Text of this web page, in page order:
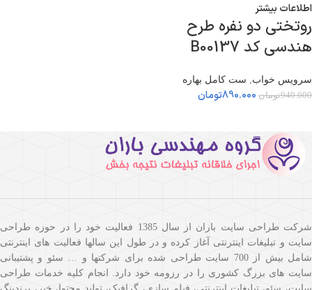
اطلاعات بیشتر
روتختی دو نفره طرح
هندسی کد B00137
سرویس خواب ست کامل بهاره
940.000تومان 890.000تومان
شرکت طراحی سایت باران از سال 1385 فعالیت خود را در حوزه طراحی
سایت و تبلیغات اینترنتی آغاز کرده و در طول این سالها فعالیت های اینترنتی
شامل بیش از 700 سایت طراحی شده برای شرکتها و … سئو و پشتیبانی
سایت های بزرگ کشوری را در رزومه خود دارد. انجام کلیه خدمات طراحی